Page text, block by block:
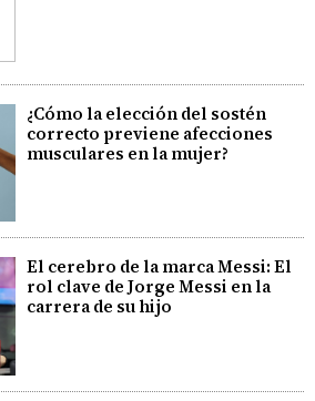
¿Cómo la elección del sostén
correcto previene afecciones
musculares en la mujer?
El cerebro de la marca Messi: El
rol clave de Jorge Messi en la
carrera de su hijo